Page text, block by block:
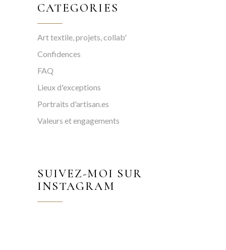
CATEGORIES
Art textile, projets, collab'
Confidences
FAQ
Lieux d'exceptions
Portraits d'artisan.es
Valeurs et engagements
SUIVEZ-MOI SUR
INSTAGRAM